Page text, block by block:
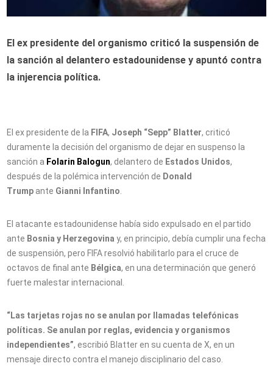
El ex presidente del organismo criticó la suspensión de
la sanción al delantero estadounidense y apuntó contra
la injerencia política.
El ex presidente de la FIFA, Joseph “Sepp” Blatter, criticó
duramente la decisión del organismo de dejar en suspenso la
sanción a Folarin Balogun, delantero de Estados Unidos,
después de la polémica intervención de Donald
Trump ante Gianni Infantino
El atacante estadounidense había sido expulsado en el partido
ante Bosnia y Herzegovina y, en principio, debía cumplir una fecha
de suspensión, pero FIFA resolvió habilitarlo para el cruce de
octavos de final ante Bélgica, en una determinación que generó
fuerte malestar internacional.
“Las tarjetas rojas no se anulan por llamadas telefónicas
políticas. Se anulan por reglas, evidencia y organismos
independientes”, escribió Blatter en su cuenta de X, en un
mensaje directo contra el manejo disciplinario del caso.